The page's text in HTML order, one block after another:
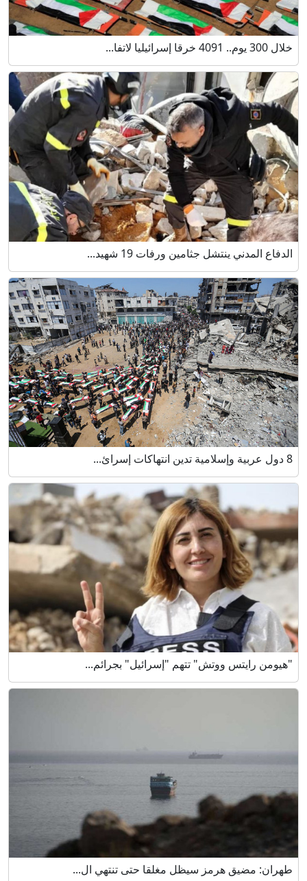
خلال 300 يوم.. 4091 خرقا إسرائيليا لاتفا...
الدفاع المدني ينتشل جثامين ورفات 19 شهيد...
8 دول عربية وإسلامية تدين انتهاكات إسرائ...
"هيومن رايتس ووتش" تتهم "إسرائيل" بجرائم...
طهران: مضيق هرمز سيظل مغلقا حتى تنتهي ال...